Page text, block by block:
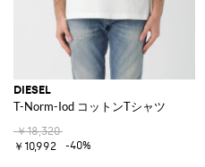
DIESEL
T-Norm-Iod コットンTシャツ
￥18,320
￥10,992
-40%